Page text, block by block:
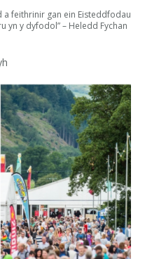
a feithrinir gan ein Eisteddfodau
yn y dyfodol” – Heledd Fychan